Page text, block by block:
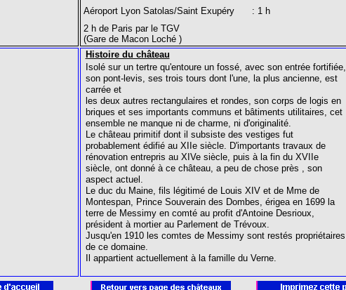
Aéroport Lyon Satolas/Saint Exupéry
: 1 h
2 h de Paris par le TGV
(Gare de Macon Loché )
Histoire du château
Isolé sur un tertre qu'entoure un fossé, avec son entrée fortifiée,
son pont-levis, ses trois tours dont l'une, la plus ancienne, est
carrée et
les deux autres rectangulaires et rondes, son corps de logis en
briques et ses importants communs et bâtiments utilitaires, cet
ensemble ne manque ni de charme, ni d'originalité.
Le château primitif dont il subsiste des vestiges fut
probablement édifié au XIIe siècle. D'importants travaux de
rénovation entrepris au XIVe siècle, puis à la fin du XVIIe
siècle, ont donné à ce château, a peu de chose près , son
aspect actuel.
Le duc du Maine, fils légitimé de Louis XIV et de Mme de
Montespan, Prince Souverain des Dombes, érigea en 1699 la
terre de Messimy en comté au profit d'Antoine Desrioux,
président à mortier au Parlement de Trévoux.
Jusqu'en 1910 les comtes de Messimy sont restés propriétaires
de ce domaine.
Il appartient actuellement à la famille du Verne.